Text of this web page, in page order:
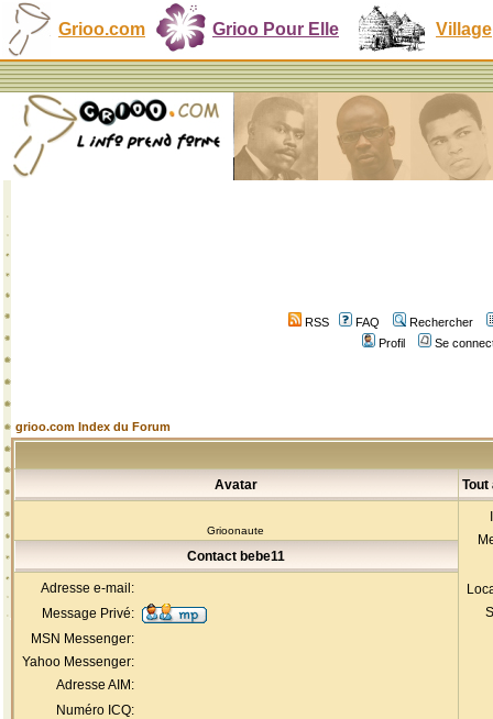
Grioo.com Grioo Pour Elle Village
RSS FAQ
Rechercher
Profil
Se
grioo.com Index du Forum
Avatar Tout
Grioonaute
Contact bebe11
Adresse e-mail:
Message Privé:
MSN Messenger:
Yahoo Messenger:
Adresse AIM:
Numéro ICQ: